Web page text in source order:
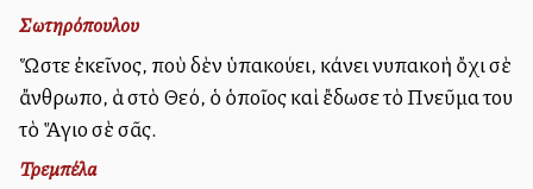
Σωτηρόπουλου
Ὥστε ἐκεῖνος, ποὺ δὲν ὑπακούει, κάνει ἀνυπακοὴ ὄχι σὲ
ἄνθρωπο, ἀλλὰ στὸ Θεό, ὁ ὁποῖος καὶ ἔδωσε τὸ Πνεῦμα του
τὸ Ἅγιο σὲ σᾶς.
Τρεμπέλα